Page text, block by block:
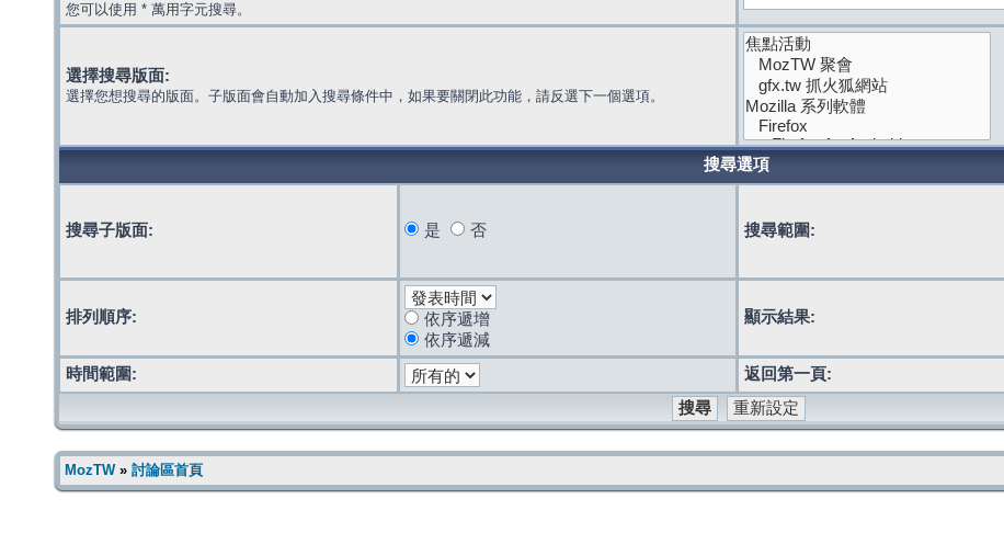
您可以使用 * 萬用字元搜尋。
選擇搜尋版面:
選擇您想搜尋的版面。子版面會自動加入搜尋條件中，如果要關閉此功能，請反選下一個選項。
搜尋選項
搜尋子版面: 是 否 搜尋範圍:
排列順序:
依序遞增
依序遞減
顯示結果:
時間範圍: 返回第一頁:
MozTW» 討論區首頁